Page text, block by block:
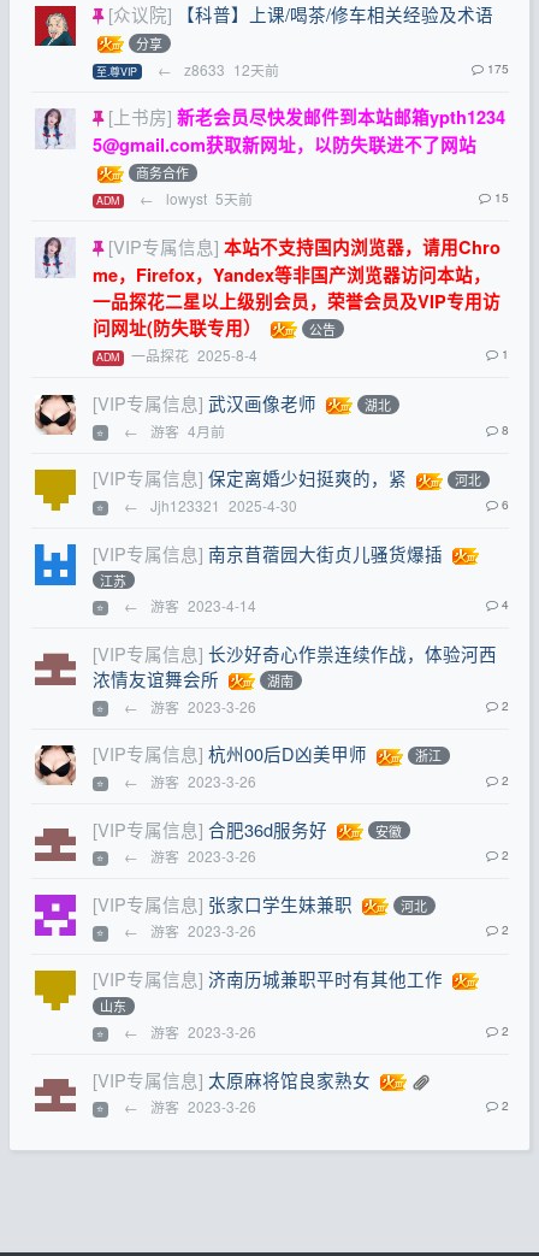
[众议院] 【科普】上课/喝茶/修车相关经验及术语
分享
至.尊VIP ← z8633 12天前 175
[上书房] 新老会员尽快发邮件到本站邮箱ypth1234
5@gmail.com获取新网址，以防失联进不了网站
商务合作
ADM ← lowyst 5天前 15
[VIP专属信息] 本站不支持国内浏览器，请用Chro
me，Firefox，Yandex等非国产浏览器访问本站，
一品探花二星以上级别会员，荣誉会员及VIP专用访
问网址(防失联专用）
公告
ADM 一品探花 2025-8-4 1
[VIP专属信息] 武汉画像老师 湖北
⭐ ← 游客 4月前 8
[VIP专属信息] 保定离婚少妇挺爽的，紧 河北
⭐ ← Jjh123321 2025-4-30 6
[VIP专属信息] 南京苜蓿园大街贞儿骚货爆插
江苏
⭐ ← 游客 2023-4-14 4
[VIP专属信息] 长沙好奇心作祟连续作战，体验河西
浓情友谊舞会所
湖南
⭐ ← 游客 2023-3-26 2
[VIP专属信息] 杭州00后D凶美甲师 浙江
⭐ ← 游客 2023-3-26 2
[VIP专属信息] 合肥36d服务好 安徽
⭐ ← 游客 2023-3-26 2
[VIP专属信息] 张家口学生妹兼职 河北
⭐ ← 游客 2023-3-26 2
[VIP专属信息] 济南历城兼职平时有其他工作
山东
⭐ ← 游客 2023-3-26 2
[VIP专属信息] 太原麻将馆良家熟女
⭐ ← 游客 2023-3-26 2